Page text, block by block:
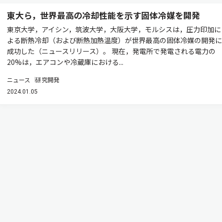
東大ら，世界最高の冷却性能を示す固体冷媒を開発
東京大学，アイシン，筑波大学，大阪大学，モルシスは，圧力印加に
よる断熱冷却（および断熱加熱温度）が世界最高の固体冷媒の開発に
成功した（ニュースリリース）。 現在，発電所で発電される電力の
20%は，エアコンや冷蔵庫における...
ニュース 研究開発
2024.01.05